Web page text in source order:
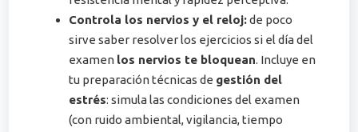
Controla los nervios y el reloj:de poco
sirve saber resolver los ejercicios si el día del
examen los nervios te bloquean. Incluye en
tu preparación técnicas de gestión del
estrés: simula las condiciones del examen
(con ruido ambiental, vigilancia, tiempo